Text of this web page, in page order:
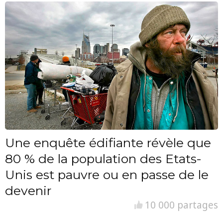
Une enquête édifiante révèle que
80 % de la population des Etats-
Unis est pauvre ou en passe de le
devenir
10 000 partages